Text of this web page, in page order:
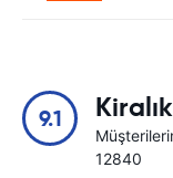
9.1
12840